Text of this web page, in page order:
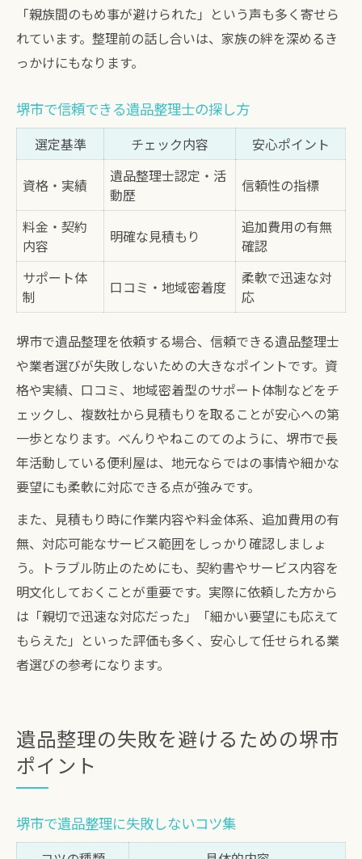
「親族間のもめ事が避けられた」という声も多く寄せら
れています。整理前の話し合いは、家族の絆を深めるき
っかけにもなります。
堺市で信頼できる遺品整理士の探し方
選定基準 チェック内容 安心ポイント
資格・実績
遺品整理士認定・活
動歴
信頼性の指標
料金・契約
内容
明確な見積もり
追加費用の有無
確認
サポート体
制
口コミ・地域密着度
柔軟で迅速な対
応
堺市で遺品整理を依頼する場合、信頼できる遺品整理士
や業者選びが失敗しないための大きなポイントです。資
格や実績、口コミ、地域密着型のサポート体制などをチ
ェックし、複数社から見積もりを取ることが安心への第
一歩となります。べんりやねこのてのように、堺市で長
年活動している便利屋は、地元ならではの事情や細かな
要望にも柔軟に対応できる点が強みです。
また、見積もり時に作業内容や料金体系、追加費用の有
無、対応可能なサービス範囲をしっかり確認しましょ
う。トラブル防止のためにも、契約書やサービス内容を
明文化しておくことが重要です。実際に依頼した方から
は「親切で迅速な対応だった」「細かい要望にも応えて
もらえた」といった評価も多く、安心して任せられる業
者選びの参考になります。
遺品整理の失敗を避けるための堺市
ポイント
堺市で遺品整理に失敗しないコツ集